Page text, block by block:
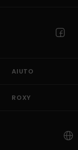
AIUTO
ROXY